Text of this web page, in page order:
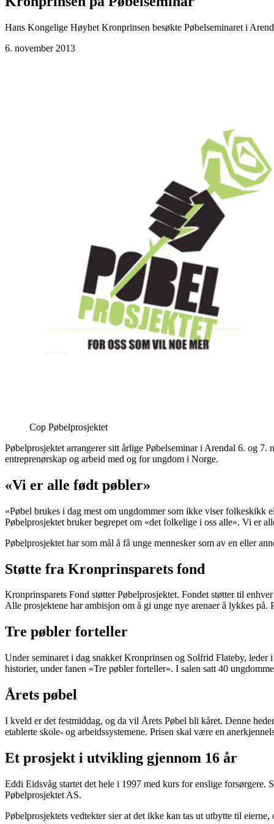
Hans Kongelige Høyhet Kronprinsen besøkte Pøbelseminaret i
6. november 2013
Cop Pøbelprosjektet
Pøbelprosjektet arrangerer sitt årlige Pøbelseminar i Arendal 6. og
entreprenørskap og arbeid med og for ungdom i Norge.
«Vi er alle født pøbler»
«Pøbel brukes i dag mest om ungdommer som ikke viser folkeskikk
Pøbelprosjektet bruker begrepet om «det folkelige i oss alle». Vi er
Pøbelprosjektet har som mål å få unge mennesker som av en eller
Støtte fra Kronprinsparets fond
Kronprinsparets Fond støtter Pøbelprosjektet. Fondet støtter til
Alle prosjektene har ambisjon om å gi unge nye arenaer å lykkes
Tre pøbler forteller
Under seminaret i dag snakket Kronprinsen og Solfrid Flateby,
historier, under fanen «Tre pøbler forteller». I salen satt 40
Årets pøbel
I kveld er det festmiddag, og da vil Årets Pøbel bli kåret. Denne
etablerte skole- og arbeidssystemene. Prisen skal være en
Et prosjekt i utvikling gjennom 16 år
Eddi Eidsvåg startet det hele i 1997 med kurs for enslige
Pøbelprosjektet AS.
Pøbelprosjektets vedtekter sier at det ikke kan tas ut utbytte til